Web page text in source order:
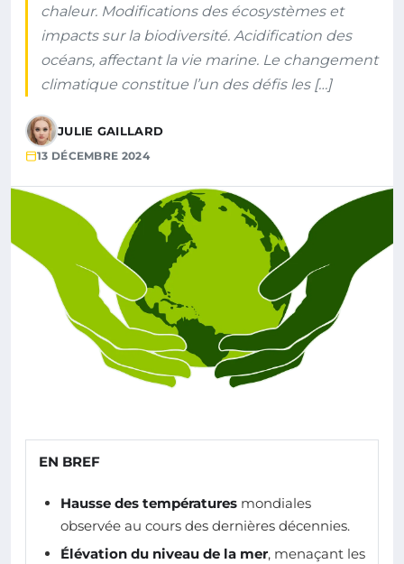
chaleur. Modifications des écosystèmes et
impacts sur la biodiversité. Acidification des
océans, affectant la vie marine. Le changement
climatique constitue l’un des défis les […]
JULIE GAILLARD
13 DÉCEMBRE 2024
EN BREF
Hausse des températures mondiales
observée au cours des dernières décennies.
Élévation du niveau de la mer, menaçant les